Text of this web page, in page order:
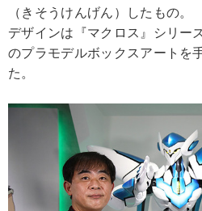
（きそうけんげん）したもの。
デザインは『マクロス』シリー
のプラモデルボックスアートを
た。